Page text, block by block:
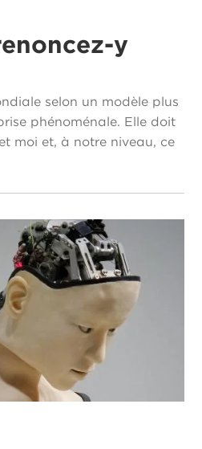
y
selon un modèle plus
phénoménale. Elle doit
moi et, à notre niveau, ce